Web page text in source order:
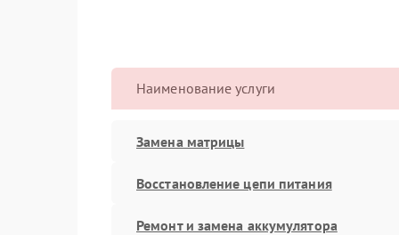
Наименование услуги
Замена матрицы
Восстановление цепи питания
Ремонт и замена аккумулятора